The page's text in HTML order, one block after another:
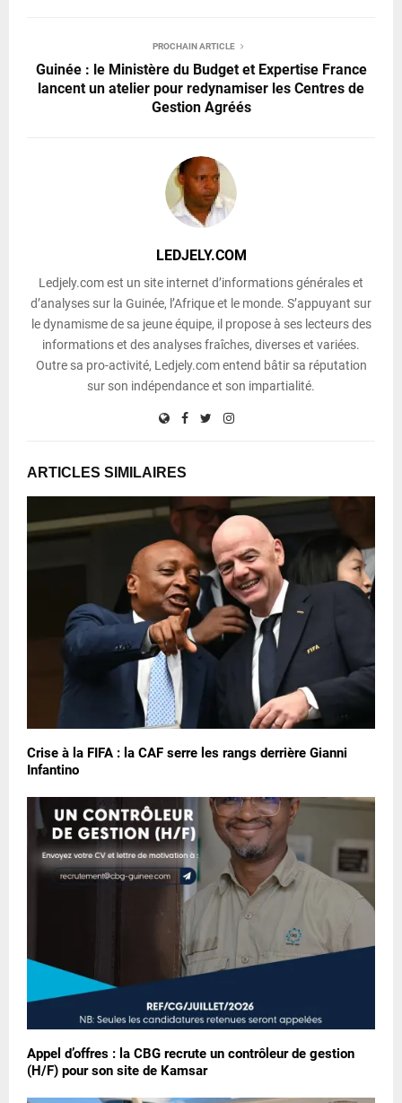
PROCHAIN ARTICLE
Guinée : le Ministère du Budget et Expertise France
lancent un atelier pour redynamiser les Centres de
Gestion Agréés
LEDJELY.COM
Ledjely.com est un site internet d’informations générales et
d’analyses sur la Guinée, l’Afrique et le monde. S’appuyant sur
le dynamisme de sa jeune équipe, il propose à ses lecteurs des
informations et des analyses fraîches, diverses et variées.
Outre sa pro-activité, Ledjely.com entend bâtir sa réputation
sur son indépendance et son impartialité.
ARTICLES SIMILAIRES
Crise à la FIFA : la CAF serre les rangs derrière Gianni
Infantino
Appel d’offres : la CBG recrute un contrôleur de gestion
(H/F) pour son site de Kamsar